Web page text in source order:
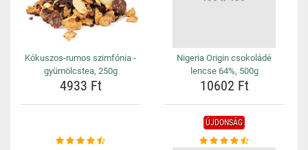
Kókuszos-rumos szimfónia -
gyümölcstea, 250g
4933 Ft
Nigeria Origin csokoládé
lencse 64%, 500g
10602 Ft
ÚJDONSÁG